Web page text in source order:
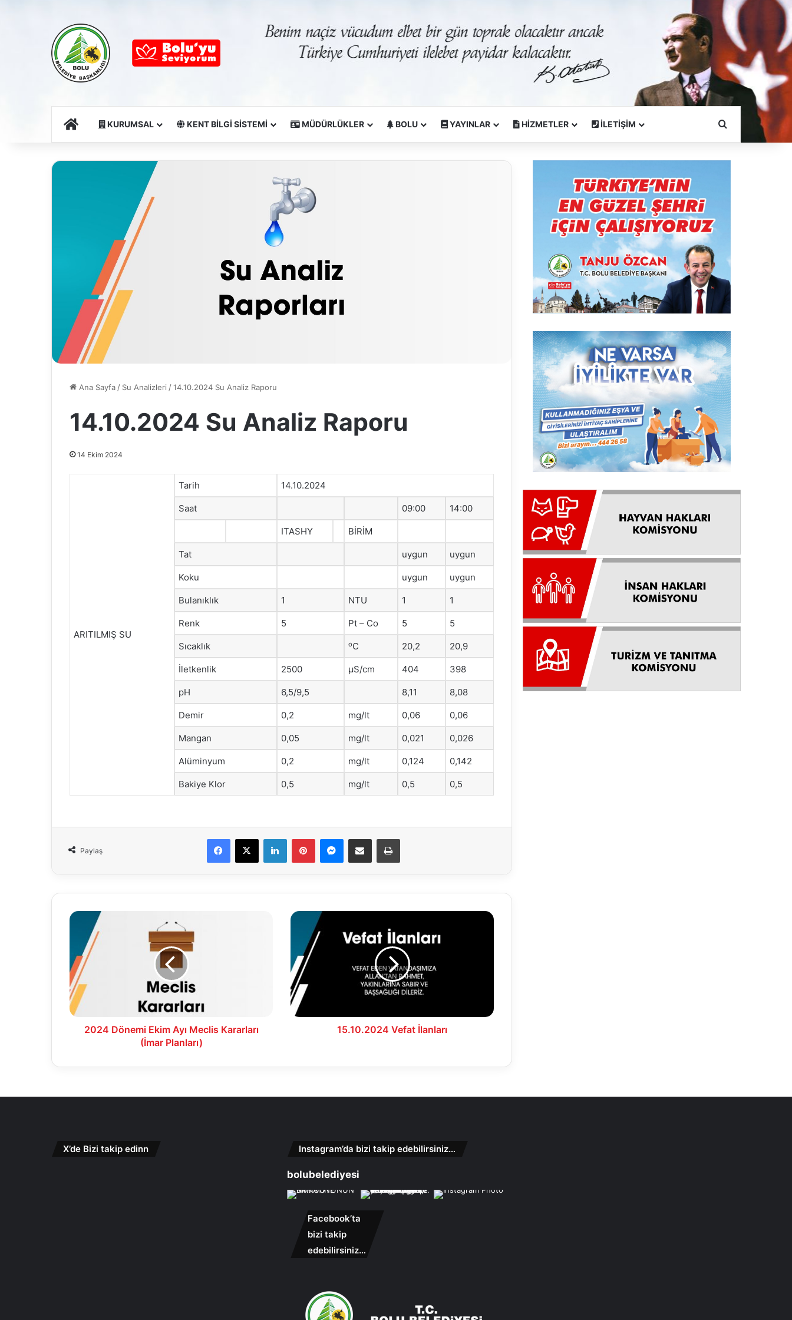
Ana SayfaKURUMSAL KENT BİLGİ SİSTEMİ MÜDÜRLÜKLER BOLU YAYINLAR HİZMETLER İLETİŞİM Arama Yapın
Ana Sayfa/ Su Analizleri /14.10.2024 Su Analiz Raporu
14.10.2024 Su Analiz Raporu
14 Ekim 2024
ARITILMIŞ SU
Tarih 14.10.2024
Saat 09:00 14:00
ITASHY BİRİM
Tat uygun uygun
Koku uygun uygun
Bulanıklık 1 NTU 1 1
Renk 5 Pt – Co 5 5
Sıcaklık oC 20,2 20,9
İletkenlik 2500 μS/cm 404 398
pH 6,5/9,5 8,11 8,08
Demir 0,2 mg/lt 0,06 0,06
Mangan 0,05 mg/lt 0,021 0,026
Alüminyum 0,2 mg/lt 0,124 0,142
Bakiye Klor 0,5 mg/lt 0,5 0,5
Paylaş
Facebook
X LinkedInPinterestMessenger
E-Mail ile paylaş Yazdır
2024
Dönemi
Ayı
Meclis
Kararları
(İmar
Planları)
2024 Dönemi Ekim Ayı Meclis Kararları
(İmar Planları)
15.10.2024
İlanları
15.10.2024 Vefat İlanları
X’de Bizi takip edinn Instagram’da bizi takip edebilirsiniz…
bolubelediyesi
Facebook’ta
bizi takip
edebilirsiniz…